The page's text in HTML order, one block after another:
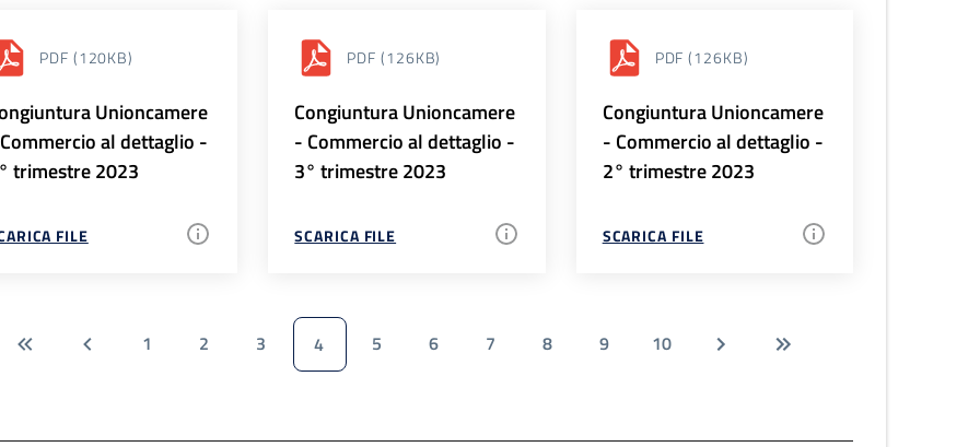
PDF (120KB)
Unioncamere
al dettaglio -
trimestre 2023
FILE
PDF (126KB)
Congiuntura Unioncamere
- Commercio al dettaglio -
3° trimestre 2023
SCARICA FILE
PDF (126KB)
Congiuntura Unioncamere
- Commercio al dettaglio -
2° trimestre 2023
SCARICA FILE
1 2 3 4 5 6 7 8 9 10